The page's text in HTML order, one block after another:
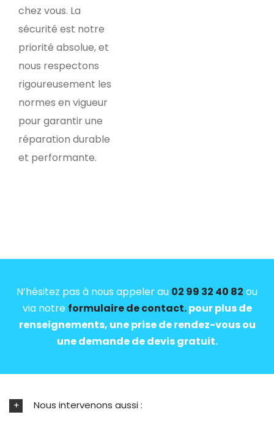
chez vous. La
sécurité est notre
priorité absolue, et
nous respectons
rigoureusement les
normes en vigueur
pour garantir une
réparation durable
et performante.
N’hésitez pas à nous appeler au 02 99 32 40 82 ou
via notre formulaire de contact.pour plus de
renseignements, une prise de rendez-vous ou
une demande de devis gratuit.
Nous intervenons aussi :